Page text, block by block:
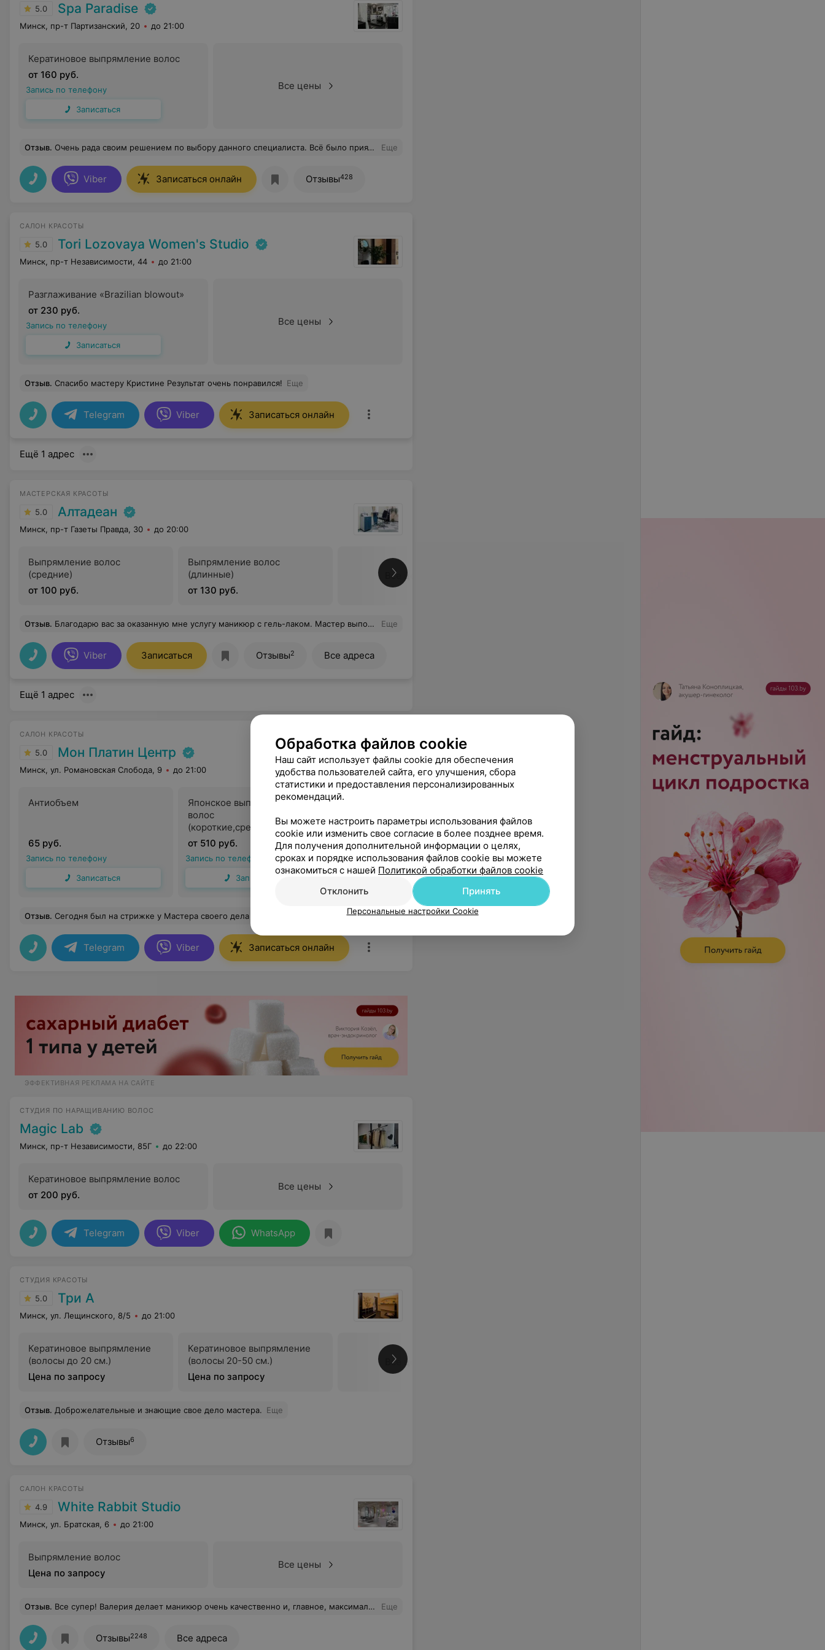
5.0 Spa Paradise
Минск, пр-т Партизанский, 20 до 21:00
Кератиновое выпрямление волос
от 160 руб.
Запись по телефону
Записаться
Все цены
Отзыв. Очень рада своим решением по выбору данного специалиста. Всё было приятно, профессионально и интересно. А самое главное, есть желание возвращаться! Еще
Viber Записаться онлайн Отзывы428
САЛОН КРАСОТЫ
5.0 Tori Lozovaya Women's Studio
Минск, пр-т Независимости, 44 до 21:00
Разглаживание «Brazilian blowout»
от 230 руб.
Запись по телефону
Записаться
Все цены
Отзыв. Спасибо мастеру Кристине Результат очень понравился! Еще
Telegram Viber Записаться онлайн
Ещё 1 адрес
МАСТЕРСКАЯ КРАСОТЫ
5.0 Алтадеан
Минск, пр-т Газеты Правда, 30 до 20:00
Выпрямление волос
(средние)
от 100 руб.
Выпрямление волос
(длинные)
от 130 руб.
Все цены
Отзыв. Благодарю вас за оказанную мне услугу маникюр с гель-лаком. Мастер выполнила все аккуратно, идеально обработали мне кутикулу, помогли определиться с цветом лака. Теперь я рада и любуюсь своими красивыми ногтями. Еще
Viber Записаться Отзывы2 Все адреса
Ещё 1 адрес
САЛОН КРАСОТЫ
5.0 Мон Платин Центр
Минск, ул. Романовская Слобода, 9 до 21:00
Антиобъем
65 руб.
Запись по телефону
Записаться
Японское выпрямление
волос
(короткие,средние,длинные
волосы)
от 510 руб.
Запись по телефону
Записаться
Все цены
Отзыв. Сегодня был на стрижке у Мастера своего дела Екатерины Соболевской. Мой восторг не описать! Прекрасно все! Золотые руки у Екатерины.. Еще
Telegram Viber Записаться онлайн
ЭФФЕКТИВНАЯ РЕКЛАМА НА САЙТЕ
СТУДИЯ ПО НАРАЩИВАНИЮ ВОЛОС
Magic Lab
Минск, пр-т Независимости, 85Г до 22:00
Кератиновое выпрямление волос
от 200 руб.
Все цены
Telegram Viber WhatsApp
СТУДИЯ КРАСОТЫ
5.0 Три А
Минск, ул. Лещинского, 8/5 до 21:00
Кератиновое выпрямление
(волосы до 20 см.)
Цена по запросу
Кератиновое выпрямление
(волосы 20-50 см.)
Цена по запросу
Все цены
Отзыв. Доброжелательные и знающие свое дело мастера. Еще
Отзывы6
САЛОН КРАСОТЫ
4.9 White Rabbit Studio
Минск, ул. Братская, 6 до 21:00
Выпрямление волос
Цена по запросу
Все цены
Отзыв. Все супер! Валерия делает маникюр очень качественно и, главное, максимально быстро! Еще
Отзывы2248 Все адреса
Обработка файлов cookie
Наш сайт использует файлы cookie для обеспечения
удобства пользователей сайта, его улучшения, сбора
статистики и предоставления персонализированных
рекомендаций.
Вы можете настроить параметры использования файлов
cookie или изменить свое согласие в более позднее время.
Для получения дополнительной информации о целях,
сроках и порядке использования файлов cookie вы можете
ознакомиться с нашей Политикой обработки файлов cookie
Отклонить
Принять
Персональные настройки Cookie